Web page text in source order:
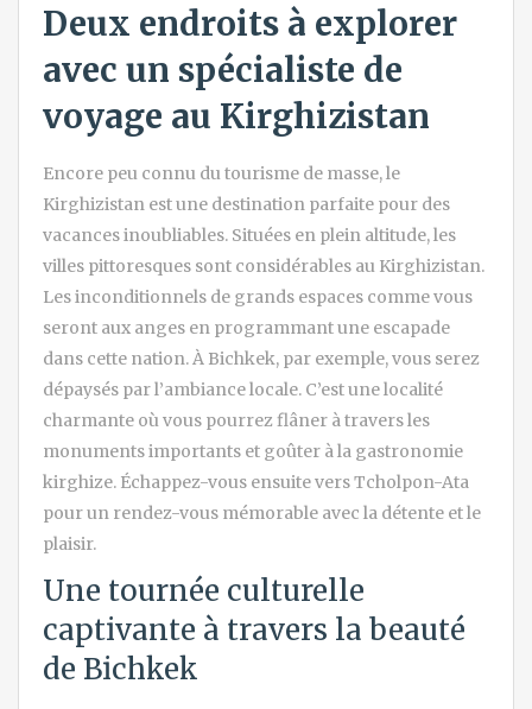
Deux endroits à explorer
avec un spécialiste de
voyage au Kirghizistan
Encore peu connu du tourisme de masse, le
Kirghizistan est une destination parfaite pour des
vacances inoubliables. Situées en plein altitude, les
villes pittoresques sont considérables au Kirghizistan.
Les inconditionnels de grands espaces comme vous
seront aux anges en programmant une escapade
dans cette nation. À Bichkek, par exemple, vous serez
dépaysés par l’ambiance locale. C’est une localité
charmante où vous pourrez flâner à travers les
monuments importants et goûter à la gastronomie
kirghize. Échappez-vous ensuite vers Tcholpon-Ata
pour un rendez-vous mémorable avec la détente et le
plaisir.
Une tournée culturelle
captivante à travers la beauté
de Bichkek